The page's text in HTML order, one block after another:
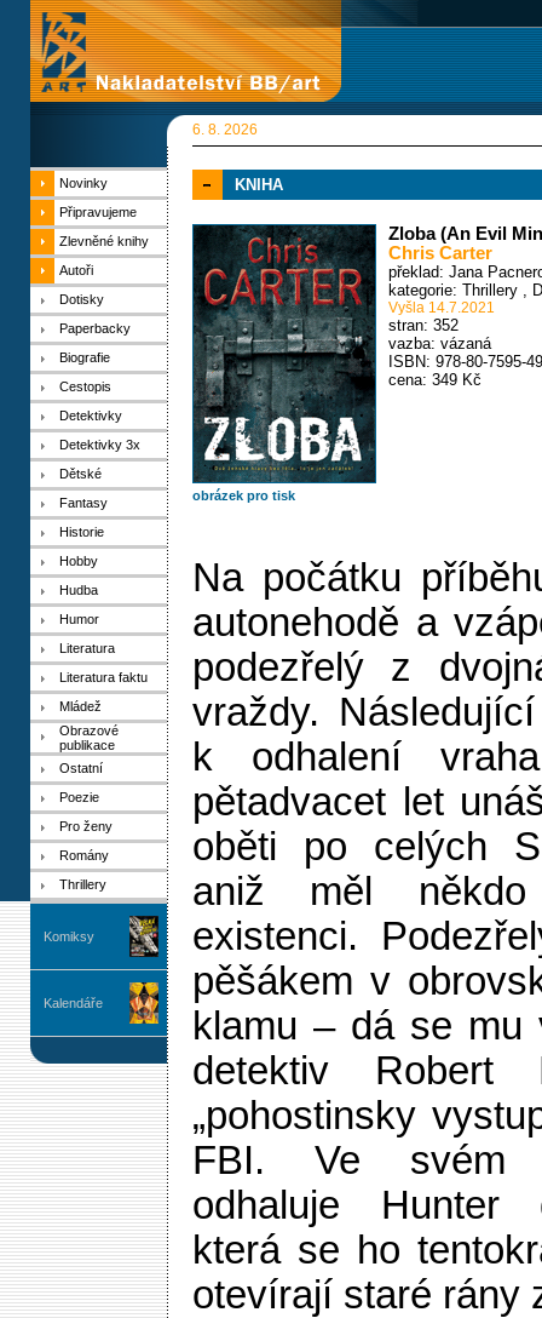
6. 8. 2026
Novinky
Připravujeme
Zlevněné knihy
Autoři
Dotisky
Paperbacky
Biografie
Cestopis
Detektivky
Detektivky 3x
Dětské
Fantasy
Historie
Hobby
Hudba
Humor
Literatura
Literatura faktu
Mládež
Obrazové
publikace
Ostatní
Poezie
Pro ženy
Romány
Thrillery
Komiksy
Kalendáře
KNIHA
obrázek pro tisk
Zloba (An Evil
Chris Carter
překlad: Jana
kategorie: Thrillery ,
Vyšla 14.7.2021
stran: 352
vazba: vázaná
ISBN: 978-80-7595-
cena: 349 Kč
Na počátku
autonehodě a
podezřelý z
vraždy.
k odhalení
pětadvacet let
oběti po celých
aniž měl
existenci.
pěšákem v
klamu – dá se mu
detektiv Robert
„pohostinsky
FBI. Ve svém
odhaluje Hunter
která se ho
otevírají staré rány